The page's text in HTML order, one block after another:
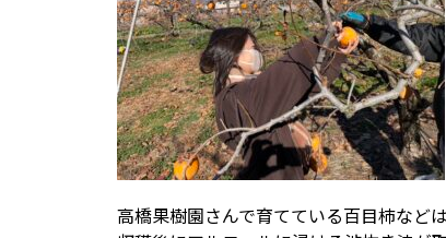
高橋果樹園さんで育てている百目柿など